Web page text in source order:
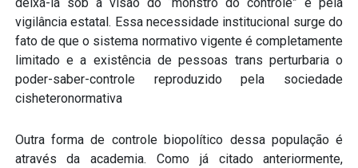
vigilância estatal. Essa necessidade institucional surge do
fato de que o sistema normativo vigente é completamente
limitado e a existência de pessoas trans perturbaria o
poder-saber-controle reproduzido pela sociedade
cisheteronormativa
Outra forma de controle biopolítico dessa população é
através da academia. Como já citado anteriormente,